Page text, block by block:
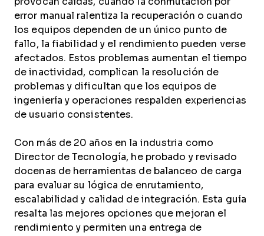
error manual ralentiza la recuperación o cuando
los equipos dependen de un único punto de
fallo, la fiabilidad y el rendimiento pueden verse
afectados. Estos problemas aumentan el tiempo
de inactividad, complican la resolución de
problemas y dificultan que los equipos de
ingeniería y operaciones respalden experiencias
de usuario consistentes.
Con más de 20 años en la industria como
Director de Tecnología, he probado y revisado
docenas de herramientas de balanceo de carga
para evaluar su lógica de enrutamiento,
escalabilidad y calidad de integración. Esta guía
resalta las mejores opciones que mejoran el
rendimiento y permiten una entrega de